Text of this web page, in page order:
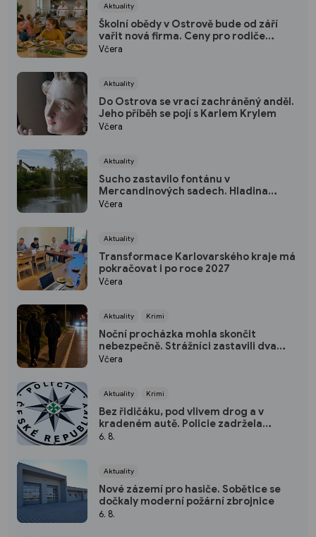
Aktuality
Školní obědy v Ostrově bude od září
vařit nová firma. Ceny pro rodiče
zůstávají stejné
Včera
Aktuality
Do Ostrova se vrací zachráněný anděl.
Jeho příběh se pojí s Karlem Krylem
Včera
Aktuality
Sucho zastavilo fontánu v
Mercandinových sadech. Hladina
rybníka výrazně klesla
Včera
Aktuality
Transformace Karlovarského kraje má
pokračovat i po roce 2027
Včera
Aktuality Krimi
Noční procházka mohla skončit
nebezpečně. Strážníci zastavili dva
mladíky mířící do Bohatic
Včera
Aktuality Krimi
Bez řidičáku, pod vlivem drog a v
kradeném autě. Policie zadržela
třicetiletého muže
6. 8.
Aktuality
Nové zázemí pro hasiče. Sobětice se
dočkaly moderní požární zbrojnice
6. 8.